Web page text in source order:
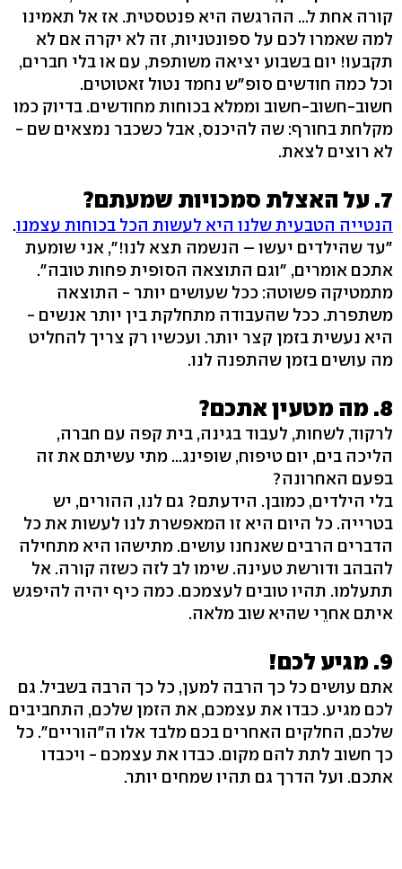
קורה אחת ל... ההרגשה היא פנטסטית. אז אל תאמינו
למה שאמרו לכם על ספונטניות, זה לא יקרה אם לא
תקבעו! יום בשבוע יציאה משותפת, עם או בלי חברים,
וכל כמה חודשים סופ"ש נחמד נטול זאטוטים.
חשוב-חשוב-חשוב וממלא בכוחות מחודשים. בדיוק כמו
מקלחת בחורף: שה להיכנס, אבל כשכבר נמצאים שם -
לא רוצים לצאת.
7. על האצלת סמכויות שמעתם?
הנטייה הטבעית שלנו היא לעשות הכל בכוחות עצמנו.
"עד שהילדים יעשו – הנשמה תצא לנו!", אני שומעת
אתכם אומרים, "וגם התוצאה הסופית פחות טובה".
מתמטיקה פשוטה: ככל שעושים יותר - התוצאה
משתפרת. ככל שהעבודה מתחלקת בין יותר אנשים -
היא נעשית בזמן קצר יותר. ועכשיו רק צריך להחליט
מה עושים בזמן שהתפנה לנו.
8. מה מטעין אתכם?
לרקוד, לשחות, לעבוד בגינה, בית קפה עם חברה,
הליכה בים, יום טיפוח, שופינג... מתי עשיתם את זה
בפעם האחרונה?
בלי הילדים, כמובן. הידעתם? גם לנו, ההורים, יש
בטרייה. כל היום היא זו המאפשרת לנו לעשות את כל
הדברים הרבים שאנחנו עושים. מתישהו היא מתחילה
להבהב ודורשת טעינה. שימו לב לזה כשזה קורה. אל
תתעלמו. תהיו טובים לעצמכם. כמה כיף יהיה להיפגש
איתם אחרֵי שהיא שוב מלאה.
9. מגיע לכם!
אתם עושים כל כך הרבה למען, כל כך הרבה בשביל. גם
לכם מגיע. כבדו את עצמכם, את הזמן שלכם, התחביבים
שלכם, החלקים האחרים בכם מלבד אלו ה"הוריים". כל
כך חשוב לתת להם מקום. כבדו את עצמכם - ויכבדו
אתכם. ועל הדרך גם תהיו שמחים יותר.